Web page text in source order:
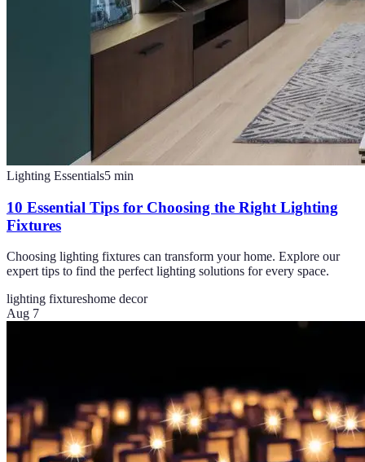
Lighting Essentials5 min
10 Essential Tips for Choosing the Right Lighting
Fixtures
Choosing lighting fixtures can transform your home. Explore our
expert tips to find the perfect lighting solutions for every space.
lighting fixtureshome decor
Aug 7